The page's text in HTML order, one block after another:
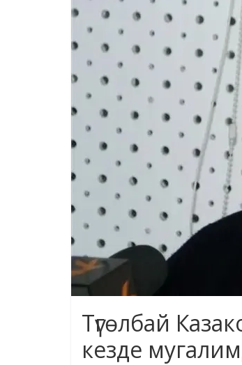
Түгөлбай
кезде